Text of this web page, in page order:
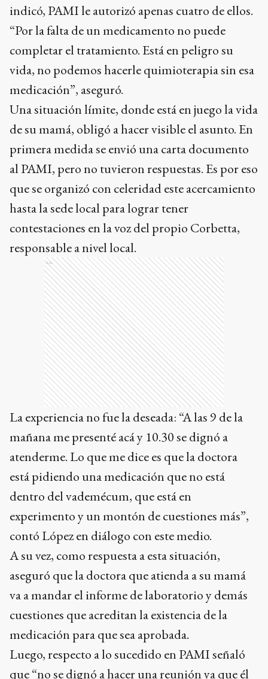
indicó, PAMI le autorizó apenas cuatro de ellos.
“Por la falta de un medicamento no puede
completar el tratamiento. Está en peligro su
vida, no podemos hacerle quimioterapia sin esa
medicación”, aseguró.
Una situación límite, donde está en juego la vida
de su mamá, obligó a hacer visible el asunto. En
primera medida se envió una carta documento
al PAMI, pero no tuvieron respuestas. Es por eso
que se organizó con celeridad este acercamiento
hasta la sede local para lograr tener
contestaciones en la voz del propio Corbetta,
responsable a nivel local.
Ads
La experiencia no fue la deseada: “A las 9 de la
mañana me presenté acá y 10.30 se dignó a
atenderme. Lo que me dice es que la doctora
está pidiendo una medicación que no está
dentro del vademécum, que está en
experimento y un montón de cuestiones más”,
contó López en diálogo con este medio.
A su vez, como respuesta a esta situación,
aseguró que la doctora que atienda a su mamá
va a mandar el informe de laboratorio y demás
cuestiones que acreditan la existencia de la
medicación para que sea aprobada.
Luego, respecto a lo sucedido en PAMI señaló
que “no se dignó a hacer una reunión ya que él